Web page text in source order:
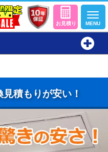
積もりが安い！